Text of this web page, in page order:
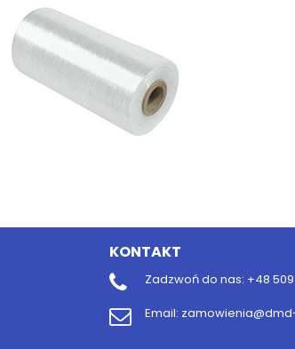
KONTAKT
Zadzwoń do nas: +48 509
Email: